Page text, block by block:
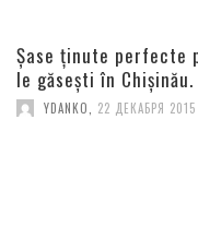
Șase ținute perfecte
le găsești în Chișinău.
YDANKO 22 ДЕКАБРЯ 2015